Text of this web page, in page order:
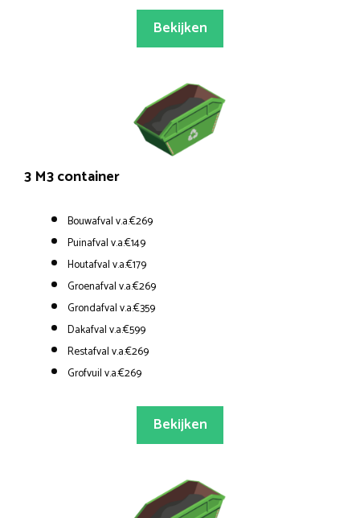
Bekijken
3 M3 container
Bouwafval v.a.€269
Puinafval v.a.€149
Houtafval v.a.€179
Groenafval v.a.€269
Grondafval v.a.€359
Dakafval v.a.€599
Restafval v.a.€269
Grofvuil v.a.€269
Bekijken